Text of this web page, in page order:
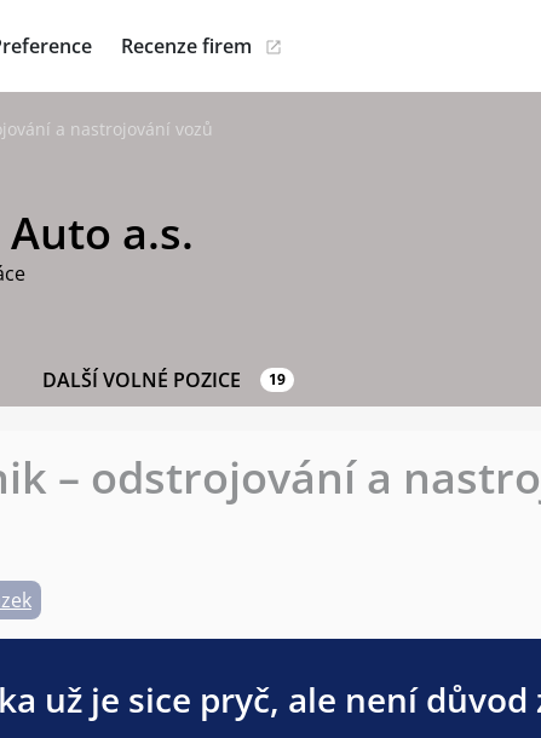
Recenze firem
a nastrojování vozů
a.s.
DALŠÍ VOLNÉ POZICE 19
– odstrojování a
už je sice pryč, ale není důvod